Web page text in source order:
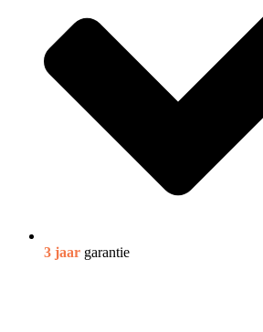
3 jaar garantie